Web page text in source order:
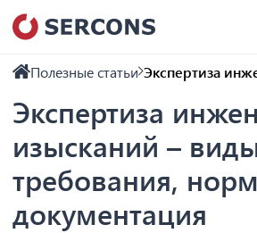
Полезные статьи Экспертиза
Экспертиза
изысканий –
требования,
документация